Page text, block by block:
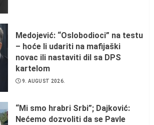
Medojević: “Oslobodioci” na testu
– hoće li udariti na mafijaški
novac ili nastaviti dil sa DPS
kartelom
9. AUGUST 2026.
“Mi smo hrabri Srbi”; Dajković:
Nećemo dozvoliti da se Pavle